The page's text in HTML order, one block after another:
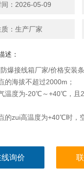
间：2026-05-09
：生产厂家
述：
爆接线箱厂家/价格安装
的海拔不超过2000m；
温度为-20℃～+40℃，且
的zui高温度为+40℃时，
询价